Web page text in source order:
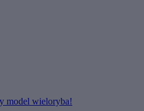
model wieloryba!